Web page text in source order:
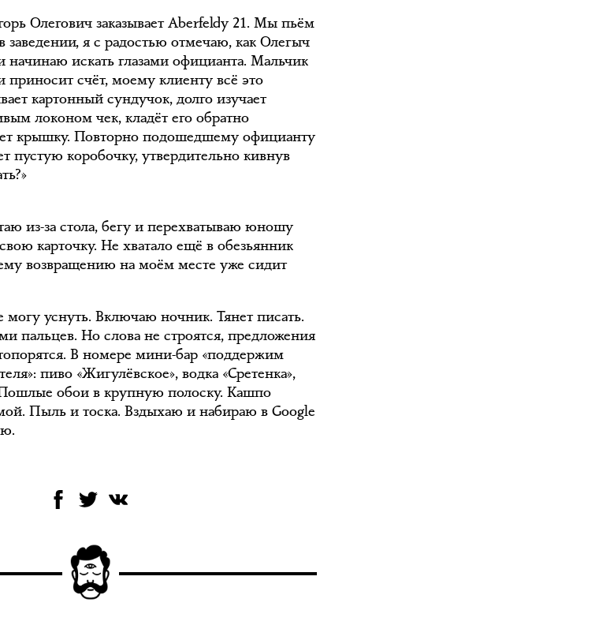
Олегович заказывает Aberfeldy 21. Мы пьём
заведении, я с радостью отмечаю, как Олегыч
начинаю искать глазами официанта. Мальчик
приносит счёт, моему клиенту всё это
картонный сундучок, долго изучает
локоном чек, кладёт его обратно
крышку. Повторно подошедшему официанту
пустую коробочку, утвердительно кивнув
из-за стола, бегу и перехватываю юношу
карточку. Не хватало ещё в обезьянник
возвращению на моём месте уже сидит
могу уснуть. Включаю ночник. Тянет писать.
пальцев. Но слова не строятся, предложения
В номере мини-бар «поддержим
пиво «Жигулёвское», водка «Сретенка»,
Пошлые обои в крупную полоску. Кашпо
Пыль и тоска. Вздыхаю и набираю в Google